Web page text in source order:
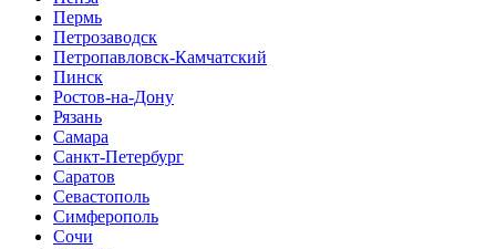
Пермь
Петрозаводск
Петропавловск-Камчатский
Пинск
Ростов-на-Дону
Рязань
Самара
Санкт-Петербург
Саратов
Севастополь
Симферополь
Сочи